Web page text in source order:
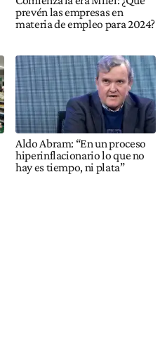
prevén las empresas en
materia de empleo para 2024?
Aldo Abram: “En un proceso
hiperinflacionario lo que no
hay es tiempo, ni plata”